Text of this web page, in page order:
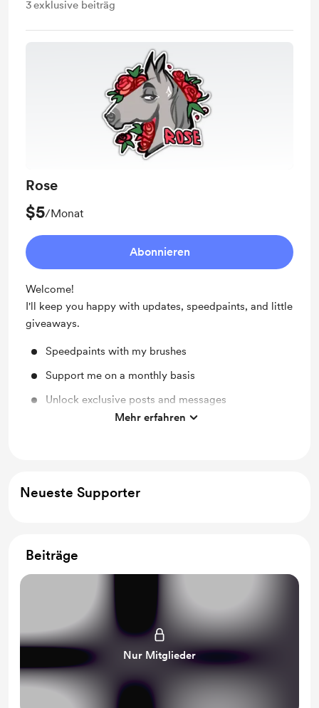
3exklusive beiträg
Rose
$5/Monat
Abonnieren
Welcome!
I'll keep you happy with updates, speedpaints, and little
giveaways.
Speedpaints with my brushes
Support me on a monthly basis
Unlock exclusive posts and messages
Some unique bases for free for you
Mehr erfahren
Neueste Supporter
Beiträge
Nur Mitglieder